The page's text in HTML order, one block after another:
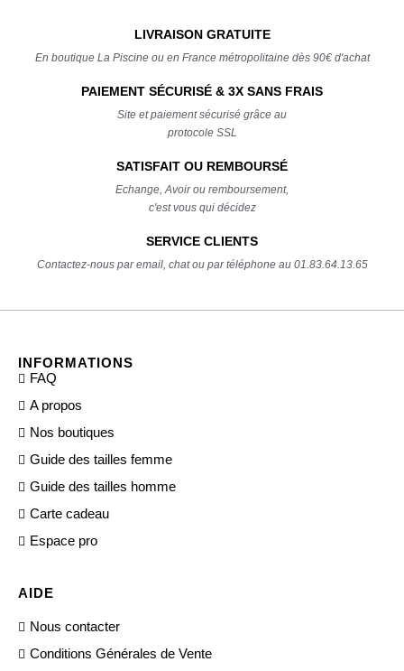
LIVRAISON GRATUITE
En boutique La Piscine ou en France métropolitaine dès 90€ d'achat
PAIEMENT SÉCURISÉ & 3X SANS FRAIS
Site et paiement sécurisé grâce au
protocole SSL
SATISFAIT OU REMBOURSÉ
Echange, Avoir ou remboursement,
c'est vous qui décidez
SERVICE CLIENTS
Contactez-nous par email, chat ou par téléphone au 01.83.64.13.65
INFORMATIONS
FAQ
A propos
Nos boutiques
Guide des tailles femme
Guide des tailles homme
Carte cadeau
Espace pro
AIDE
Nous contacter
Conditions Générales de Vente